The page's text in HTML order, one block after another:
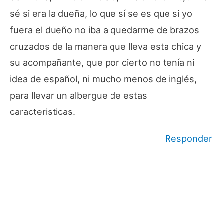
sé si era la dueña, lo que sí se es que si yo
fuera el dueño no iba a quedarme de brazos
cruzados de la manera que lleva esta chica y
su acompañante, que por cierto no tenía ni
idea de español, ni mucho menos de inglés,
para llevar un albergue de estas
caracteristicas.
Responder